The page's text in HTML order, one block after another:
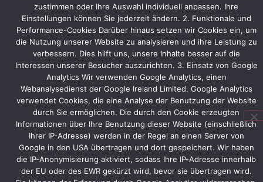
sehr
beeindruckend.
„,
erklärt
Thomas
Montageleiter
dieses
Projektes
bei
Protec
Messebau.
zustimmen oder Ihre Auswahl individuell anpassen. Ihre
Einstellungen können Sie jederzeit ändern. 2. Funktionale und
Performance-Cookies Darüber hinaus setzen wir Cookies ein, um
die Nutzung unserer Website zu analysieren und ihre Leistung zu
verbessern. Dies hilft uns, unsere Inhalte besser auf die
Interessen unserer Besucher auszurichten. 3. Einsatz von Google
Analytics Wir verwenden Google Analytics, einen
Webanalysedienst der Google Ireland Limited. Google Analytics
verwendet Cookies, die eine Analyse der Benutzung der Website
durch Sie ermöglichen. Die durch den Cookie erzeugten
Informationen über Ihre Benutzung dieser Website (einschließlich
Ihrer IP-Adresse) werden in der Regel an einen Server von
Google in den USA übertragen und dort gespeichert. Wir haben
die IP-Anonymisierung aktiviert, sodass Ihre IP-Adresse innerhalb
der EU oder des EWR gekürzt wird, bevor sie übertragen wird.